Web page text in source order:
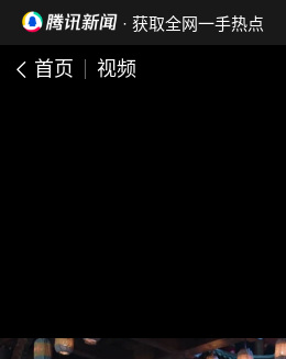
· 获取全网一手热点
首页 视频